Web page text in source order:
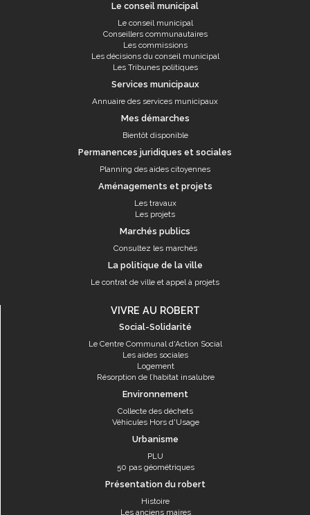
Le conseil municipal
Le conseil municipal
Conseillers communautaires
Les commissions
Les décisions du conseil municipal
Les Tribunes politiques
Services municipaux
Annuaire des services municipaux
Mes démarches
Bientôt disponible
Permanences juridiques et sociales
Planning des aides citoyennes
Aménagements et projets
Les travaux
Les projets
Marchés publics
Consultez les marchés
La politique de la ville
Le contrat de ville et appel à projets
VIVRE AU ROBERT
Social-Solidarité
Le Centre Communal d'Action Social
Les aides sociales
Logement
Résorption de l’habitat insalubre
Environnement
Collecte des déchets
Véhicules Hors d'Usage
Urbanisme
PLU
50 pas géométriques
Présentation du robert
Histoire
Les anciens maires